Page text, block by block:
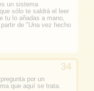
un sistema
sólo te saldrá el leer
tu lo añadas a mano,
de "Una vez hecho
por un
que aquí se trata.